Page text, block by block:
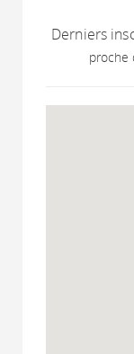
Derniers
proche